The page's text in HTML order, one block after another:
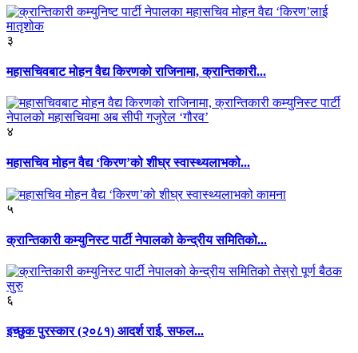
३
महासचिवबाट मोहन वैद्य किरणको राजिनामा, क्रान्तिकारी...
४
महासचिव मोहन वैद्य ‘किरण’को शीघ्र स्वास्थ्यलाभको...
५
क्रान्तिकारी कम्युनिस्ट पार्टी नेपालको केन्द्रीय समितिको...
६
इच्छुक पुरस्कार (२०८१) आदर्श राई, सफल...